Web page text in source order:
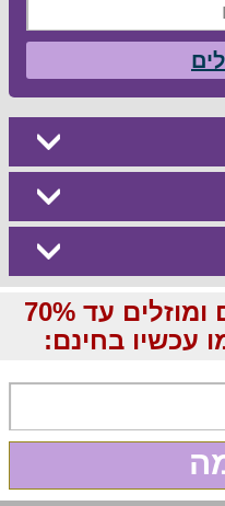
קבלו מבצעים לוהטים ומוזלים עד 70%
עכשיו בחינם: